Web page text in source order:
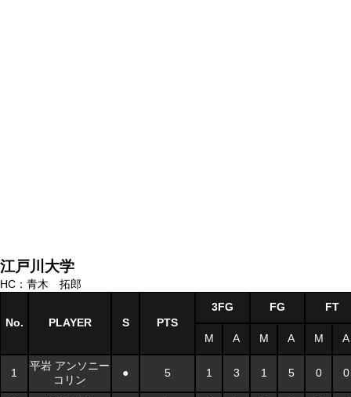
江戸川大学
HC：青木 拓郎
No. PLAYER S PTS
3FG FG FT
M A M A M A
1
平岩 アンソニー
コリン
● 5 1 3 1 5 0 0